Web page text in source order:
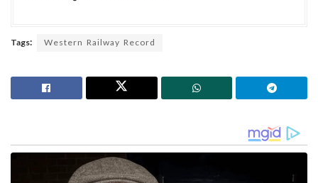
Tags: Western Railway Record